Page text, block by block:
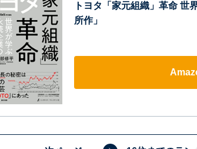
トヨタ「家元組織」革命 世
所作」